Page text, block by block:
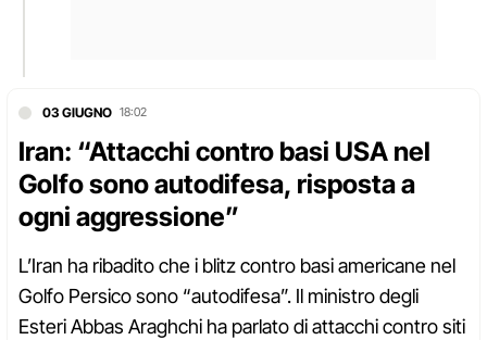
03 GIUGNO 18:02
Iran: “Attacchi contro basi USA nel
Golfo sono autodifesa, risposta a
ogni aggressione”
L’Iran ha ribadito che i blitz contro basi americane nel
Golfo Persico sono “autodifesa”. Il ministro degli
Esteri Abbas Araghchi ha parlato di attacchi contro siti